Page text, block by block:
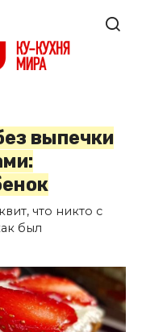
выпечки
что никто с
был